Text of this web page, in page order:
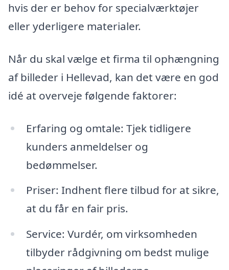
hvis der er behov for specialværktøjer
eller yderligere materialer.
Når du skal vælge et firma til ophængning
af billeder i Hellevad, kan det være en god
idé at overveje følgende faktorer:
Erfaring og omtale: Tjek tidligere
kunders anmeldelser og
bedømmelser.
Priser: Indhent flere tilbud for at sikre,
at du får en fair pris.
Service: Vurdér, om virksomheden
tilbyder rådgivning om bedst mulige